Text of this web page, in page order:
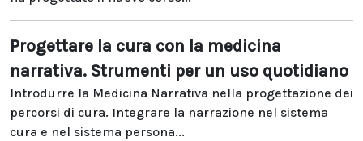
Progettare la cura con la medicina
narrativa. Strumenti per un uso quotidiano
Introdurre la Medicina Narrativa nella progettazione dei
percorsi di cura. Integrare la narrazione nel sistema
cura e nel sistema persona...